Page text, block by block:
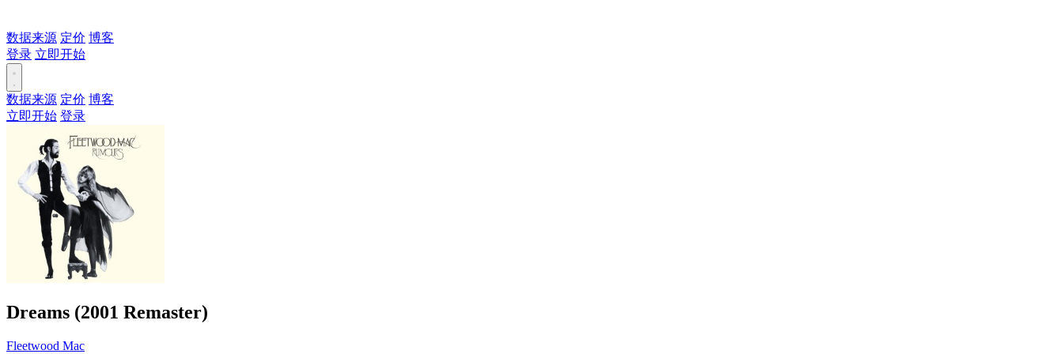
数据来源 定价 博客
登录 立即开始
数据来源 定价 博客
立即开始 登录
Dreams (2001 Remaster)
Fleetwood Mac